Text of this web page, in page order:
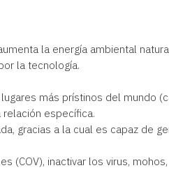
la energía ambiental
la tecnología.
más prístinos del mundo
específica.
gracias a la cual es capaz de
(COV), inactivar los virus, mohos,